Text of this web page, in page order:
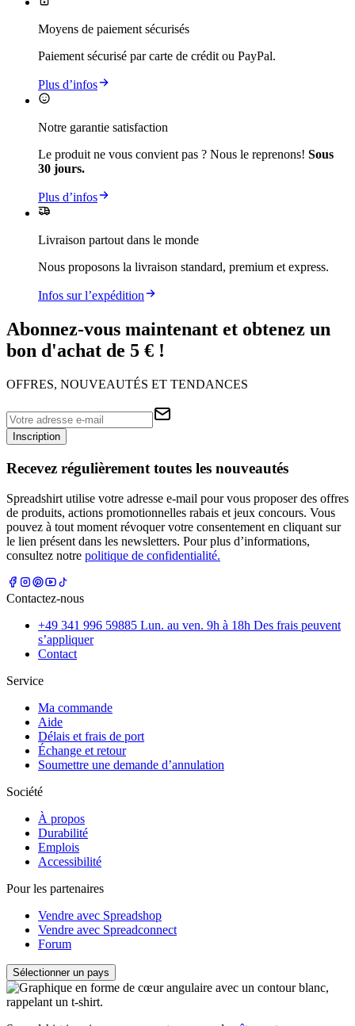
Moyens de paiement sécurisés
Paiement sécurisé par carte de crédit ou PayPal.
Plus d’infos
Notre garantie satisfaction
Le produit ne vous convient pas ? Nous le reprenons! Sous
30 jours.
Plus d’infos
Livraison partout dans le monde
Nous proposons la livraison standard, premium et express.
Infos sur l’expédition
Abonnez-vous maintenant et obtenez un
bon d'achat de 5 € !
OFFRES, NOUVEAUTÉS ET TENDANCES
Inscription
Recevez régulièrement toutes les nouveautés
Spreadshirt utilise votre adresse e-mail pour vous proposer des offres
de produits, actions promotionnelles rabais et jeux concours. Vous
pouvez à tout moment révoquer votre consentement en cliquant sur
le lien présent dans les newsletters. Pour plus d’informations,
consultez notre politique de confidentialité.
Contactez-nous
+49 341 996 59885 Lun. au ven. 9h à 18h Des frais peuvent
s’appliquer
Contact
Service
Ma commande
Aide
Délais et frais de port
Échange et retour
Soumettre une demande d’annulation
Société
À propos
Durabilité
Emplois
Accessibilité
Pour les partenaires
Vendre avec Spreadshop
Vendre avec Spreadconnect
Forum
Sélectionner un pays